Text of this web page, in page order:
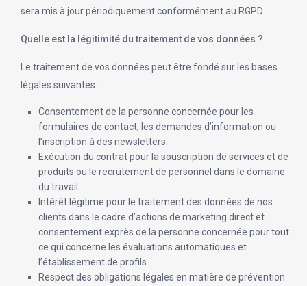
sera mis à jour périodiquement conformément au RGPD.
Quelle est la légitimité du traitement de vos données ?
Le traitement de vos données peut être fondé sur les bases
légales suivantes :
Consentement de la personne concernée pour les
formulaires de contact, les demandes d’information ou
l’inscription à des newsletters.
Exécution du contrat pour la souscription de services et de
produits ou le recrutement de personnel dans le domaine
du travail.
Intérêt légitime pour le traitement des données de nos
clients dans le cadre d’actions de marketing direct et
consentement exprès de la personne concernée pour tout
ce qui concerne les évaluations automatiques et
l’établissement de profils.
Respect des obligations légales en matière de prévention